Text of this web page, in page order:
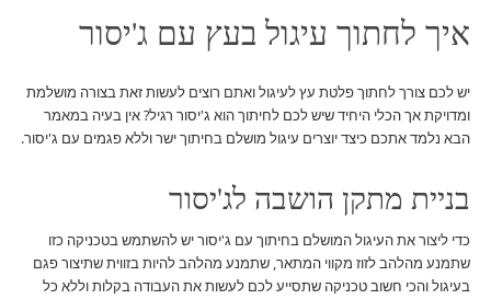
איך לחתוך עיגול בעץ עם ג'יסור
יש לכם צורך לחתוך פלטת עץ לעיגול ואתם רוצים לעשות זאת בצורה מושלמת
ומדויקת אך הכלי היחיד שיש לכם לחיתוך הוא ג'יסור רגיל? אין בעיה במאמר
הבא נלמד אתכם כיצד יוצרים עיגול מושלם בחיתוך ישר וללא פגמים עם ג'יסור.
בניית מתקן הושבה לג'יסור
כדי ליצור את העיגול המושלם בחיתוך עם ג'יסור יש להשתמש בטכניקה כזו
שתמנע מהלהב לזוז מקווי המתאר, שתמנע מהלהב להיות בזווית שתיצור פגם
בעיגול והכי חשוב טכניקה שתסייע לכם לעשות את העבודה בקלות וללא כל